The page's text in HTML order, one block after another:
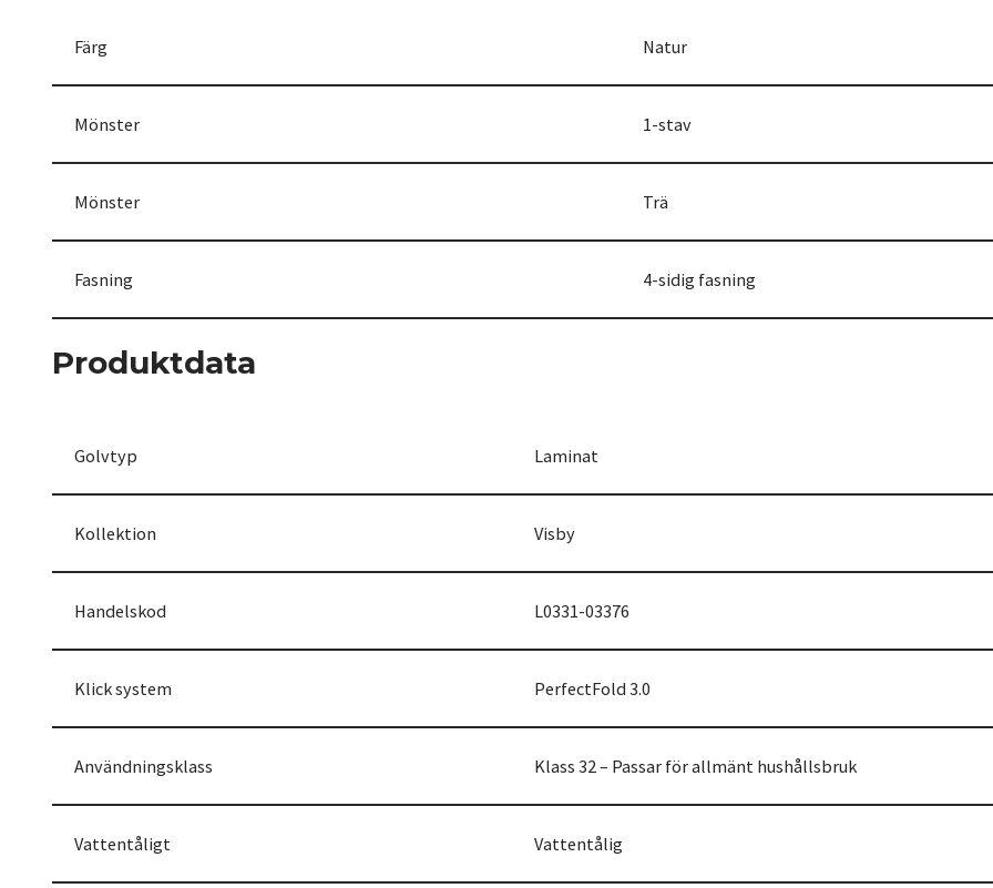
Färg Natur
Mönster 1-stav
Mönster Trä
Fasning 4-sidig fasning
Produktdata
Golvtyp Laminat
Kollektion Visby
Handelskod L0331-03376
Klick system PerfectFold 3.0
Användningsklass Klass 32 – Passar för allmänt hushållsbruk
Vattentåligt Vattentålig